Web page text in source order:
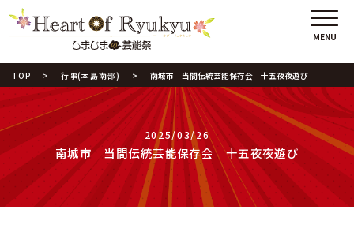
TOP 行事(本島南部) 南城市 当間伝統芸能保存会 十五夜夜遊び
2025/03/26
南城市 当間伝統芸能保存会 十五夜夜遊び